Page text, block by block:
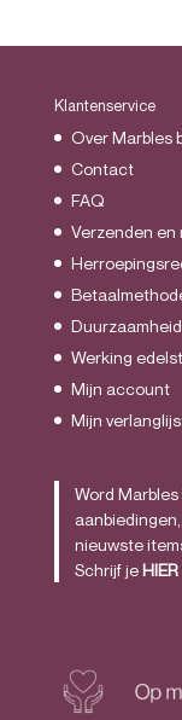
Klantenservice
Over Marbles
Contact
FAQ
Verzenden
Werking
Mijn account
Mijn
Word
nieuwste
Schrijf jeHIER